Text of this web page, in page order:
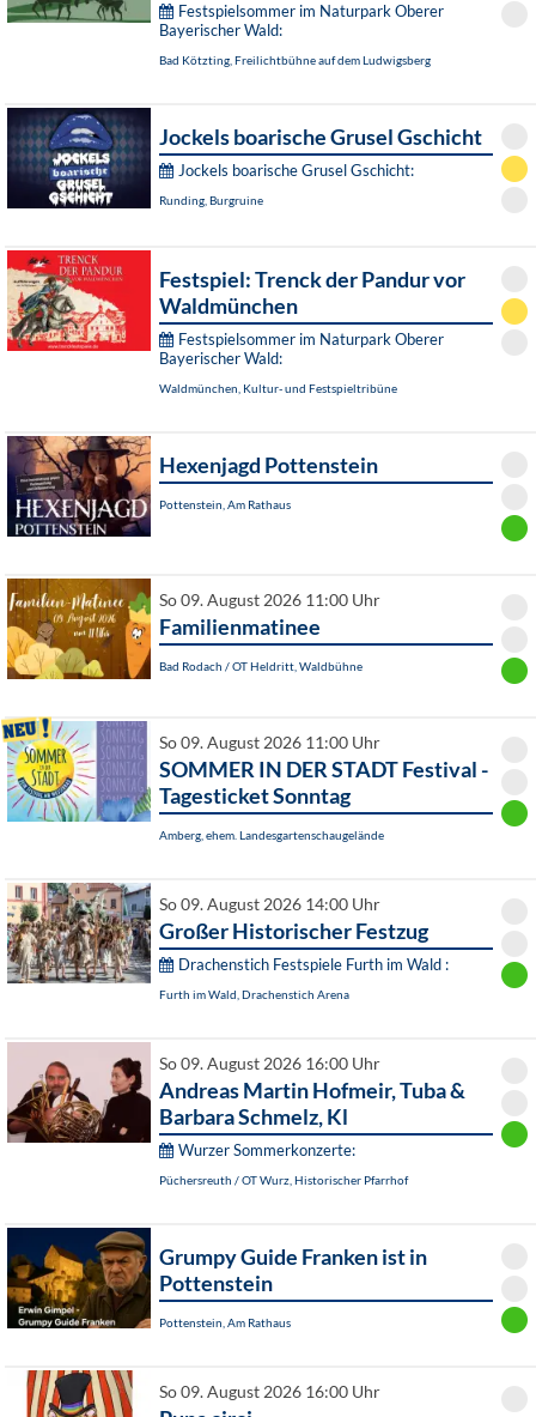
Festspielsommer im Naturpark Oberer
Bayerischer Wald:
Bad Kötzting, Freilichtbühne auf dem Ludwigsberg
Jockels boarische Grusel Gschicht
Jockels boarische Grusel Gschicht:
Runding, Burgruine
Festspiel: Trenck der Pandur vor
Waldmünchen
Festspielsommer im Naturpark Oberer
Bayerischer Wald:
Waldmünchen, Kultur- und Festspieltribüne
Hexenjagd Pottenstein
Pottenstein, Am Rathaus
So 09. August 2026 11:00 Uhr
Familienmatinee
Bad Rodach / OT Heldritt, Waldbühne
So 09. August 2026 11:00 Uhr
SOMMER IN DER STADT Festival -
Tagesticket Sonntag
Amberg, ehem. Landesgartenschaugelände
So 09. August 2026 14:00 Uhr
Großer Historischer Festzug
Drachenstich Festspiele Furth im Wald :
Furth im Wald, Drachenstich Arena
So 09. August 2026 16:00 Uhr
Andreas Martin Hofmeir, Tuba &
Barbara Schmelz, Kl
Wurzer Sommerkonzerte:
Püchersreuth / OT Wurz, Historischer Pfarrhof
Grumpy Guide Franken ist in
Pottenstein
Pottenstein, Am Rathaus
So 09. August 2026 16:00 Uhr